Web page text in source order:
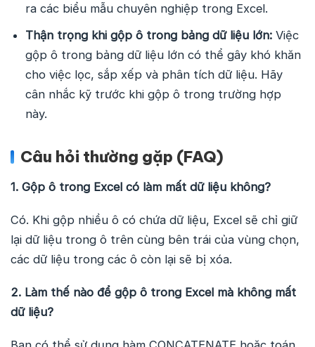
ra các biểu mẫu chuyên nghiệp trong Excel.
Thận trọng khi gộp ô trong bảng dữ liệu lớn: Việc
gộp ô trong bảng dữ liệu lớn có thể gây khó khăn
cho việc lọc, sắp xếp và phân tích dữ liệu. Hãy
cân nhắc kỹ trước khi gộp ô trong trường hợp
này.
Câu hỏi thường gặp (FAQ)
1. Gộp ô trong Excel có làm mất dữ liệu không?
Có. Khi gộp nhiều ô có chứa dữ liệu, Excel sẽ chỉ giữ
lại dữ liệu trong ô trên cùng bên trái của vùng chọn,
các dữ liệu trong các ô còn lại sẽ bị xóa.
2. Làm thế nào để gộp ô trong Excel mà không mất
dữ liệu?